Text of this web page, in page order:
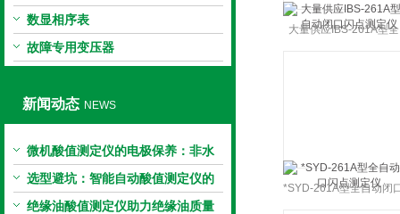
数显相序表
故障专用变压器
新闻动态 NEWS
微机酸值测定仪的电极保养：非水
电极的清洗与活化方法
选型避坑：智能自动酸值测定仪的
加热功率与萃取时间关系
绝缘油酸值测定仪助力绝缘油质量
大量供应IBS-261A型
*SYD-261A型全自动闭